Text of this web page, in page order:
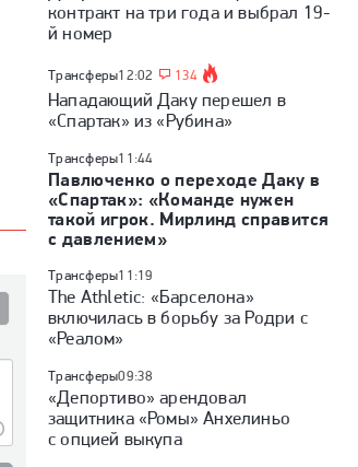
контракт на три года и выбрал 19-
й номер
Трансферы12:02 134
Нападающий Даку перешел в
«Спартак» из «Рубина»
Трансферы11:44
Павлюченко о переходе Даку в
«Спартак»: «Команде нужен
такой игрок. Мирлинд справится
с давлением»
Трансферы11:19
The Athletic: «Барселона»
включилась в борьбу за Родри с
«Реалом»
Трансферы09:38
«Депортиво» арендовал
защитника «Ромы» Анхелиньо
с опцией выкупа